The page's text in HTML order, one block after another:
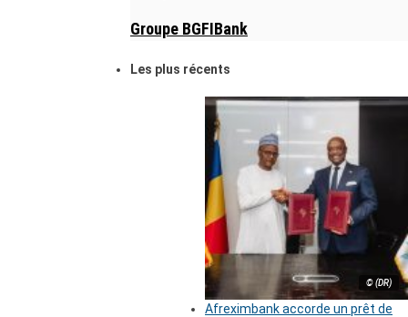
Groupe BGFIBank
Les plus récents
© (DR)
Afreximbank accorde un prêt de